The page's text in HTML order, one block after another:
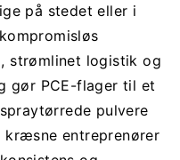
på stedet eller i
strømlinet logistik og
gør PCE-flager til et
pulvere
entreprenører